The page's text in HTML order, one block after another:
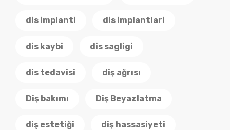
dis implanti dis implantlari
dis kaybi dis sagligi
dis tedavisi diş ağrısı
Diş bakımı Diş Beyazlatma
diş estetiği diş hassasiyeti